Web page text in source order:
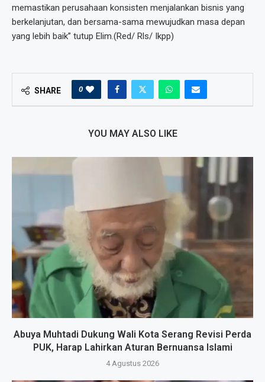
memastikan perusahaan konsisten menjalankan bisnis yang
berkelanjutan, dan bersama-sama mewujudkan masa depan
yang lebih baik” tutup Elim.(Red/ Rls/ Ikpp)
SHARE 0
YOU MAY ALSO LIKE
Abuya Muhtadi Dukung Wali Kota Serang Revisi Perda
PUK, Harap Lahirkan Aturan Bernuansa Islami
4 Agustus 2026